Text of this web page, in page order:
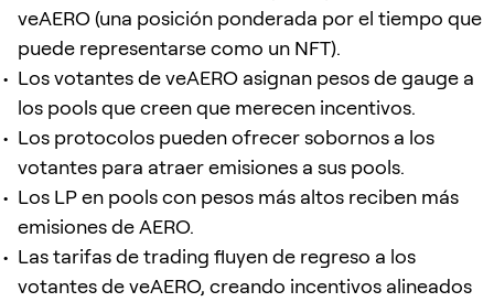
veAERO (una posición ponderada por el tiempo que
puede representarse como un NFT).
Los votantes de veAERO asignan pesos de gauge a
los pools que creen que merecen incentivos.
Los protocolos pueden ofrecer sobornos a los
votantes para atraer emisiones a sus pools.
Los LP en pools con pesos más altos reciben más
emisiones de AERO.
Las tarifas de trading fluyen de regreso a los
votantes de veAERO, creando incentivos alineados